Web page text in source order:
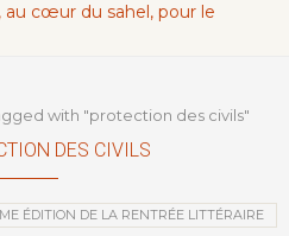
cœur du sahel, pour le
with "protection des civils"
DES CIVILS
ÉDITION DE LA RENTRÉE LITTÉRAIRE